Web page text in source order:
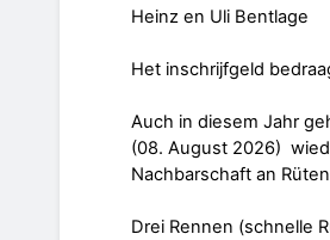
Heinz en Uli Bentlage
Het inschrijfgeld
Auch in diesem Jahr
(08. August 2026)
Nachbarschaft an
Drei Rennen (schnelle